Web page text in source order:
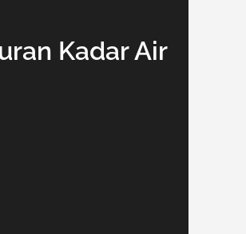
Kadar Air